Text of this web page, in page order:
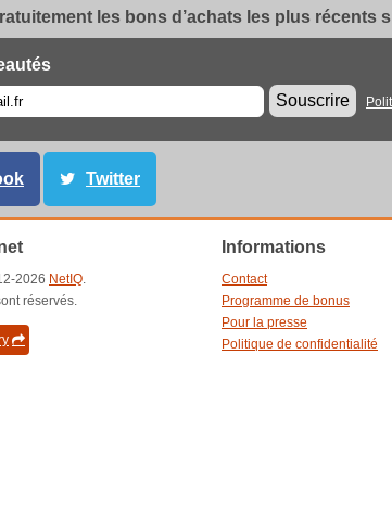
les bons d’achats les plus récents
Souscrire
Twitter
2026 NetIQ.
réservés.
Informations
Contact
Programme de bonus
Pour la presse
Politique de confidentialité